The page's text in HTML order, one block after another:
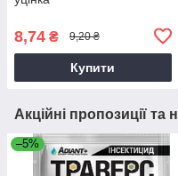
8,74 ₴ 9,20 ₴
Купити
Акційні пропозиції та
–5%